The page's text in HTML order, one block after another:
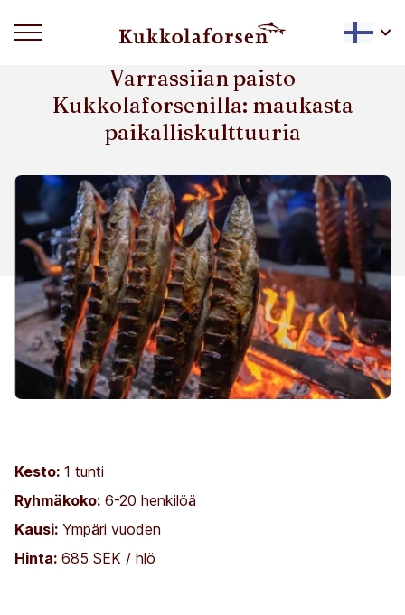
VARRASSIIKA
Varrassiian paisto
Kukkolaforsenilla: maukasta
paikalliskulttuuria
Kesto: 1 tunti
Ryhmäkoko: 6-20 henkilöä
Kausi: Ympäri vuoden
Hinta: 685 SEK / hlö